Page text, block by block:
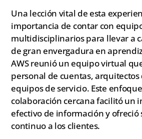
Una lección vital de esta
importancia de contar con
multidisciplinarios para llevar a
de gran envergadura en
AWS reunió un equipo virtual
personal de cuentas, arquitectos
equipos de servicio. Este
colaboración cercana facilitó un
efectivo de información y ofreció
continuo a los clientes.